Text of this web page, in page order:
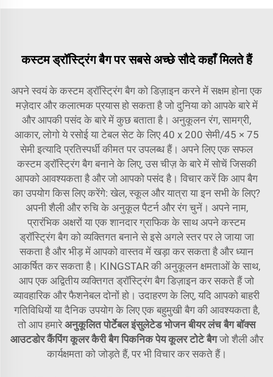
कस्टम ड्रॉस्ट्रिंग बैग पर सबसे अच्छे सौदे कहाँ मिलते हैं
अपने स्वयं के कस्टम ड्रॉस्ट्रिंग बैग को डिज़ाइन करने में सक्षम होना एक
मज़ेदार और कलात्मक प्रयास हो सकता है जो दुनिया को आपके बारे में
और आपकी पसंद के बारे में कुछ बताता है। अनुकूलन रंग, सामग्री,
आकार, लोगो ये रसोई या टेबल सेट के लिए 40 x 200 सेमी/45 × 75
सेमी इत्यादि प्रतिस्पर्धी कीमत पर उपलब्ध हैं। अपने लिए एक सफल
कस्टम ड्रॉस्ट्रिंग बैग बनाने के लिए, उस चीज़ के बारे में सोचें जिसकी
आपको आवश्यकता है और जो आपको पसंद है। विचार करें कि आप बैग
का उपयोग किस लिए करेंगे: खेल, स्कूल और यात्रा या इन सभी के लिए?
अपनी शैली और रुचि के अनुकूल पैटर्न और रंग चुनें। अपने नाम,
प्रारंभिक अक्षरों या एक शानदार ग्राफिक के साथ अपने कस्टम
ड्रॉस्ट्रिंग बैग को व्यक्तिगत बनाने से इसे अगले स्तर पर ले जाया जा
सकता है और भीड़ में आपको वास्तव में खड़ा कर सकता है और ध्यान
आकर्षित कर सकता है। KINGSTAR की अनुकूलन क्षमताओं के साथ,
आप एक अद्वितीय व्यक्तिगत ड्रॉस्ट्रिंग बैग डिज़ाइन कर सकते हैं जो
व्यावहारिक और फैशनेबल दोनों हो। उदाहरण के लिए, यदि आपको बाहरी
गतिविधियों या दैनिक उपयोग के लिए एक बहुमुखी बैग की आवश्यकता है,
तो आप हमारेअनुकूलित पोर्टेबल इंसुलेटेड भोजन बीयर लंच बैग बॉक्स
आउटडोर कैंपिंग कूलर कैरी बैग पिकनिक पेय कूलर टोटे बैगजो शैली और
कार्यक्षमता को जोड़ते हैं, पर भी विचार कर सकते हैं।